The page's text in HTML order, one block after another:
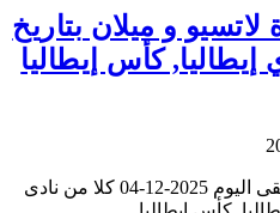
و ميلان بتاريخ
دوري إيطاليا, كأس إيطاليا
تفاصيل مباراة لاتسيو و ميلان يلتقى اليوم 2025-12-04 كلا من نادى